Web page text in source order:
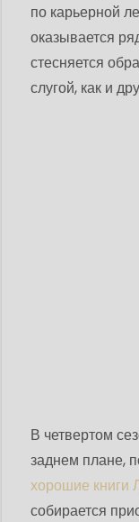
по карьерной
оказывается
стесняется
слугой, как и
В четвертом
заднем плане,
хорошие книги
собирается